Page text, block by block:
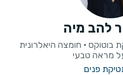
להב מיה
בוטוקס · חומצה היאלרונית
מראה טבעי
פנים